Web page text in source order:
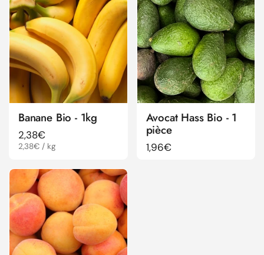
Banane Bio - 1kg
Prix régulier
2,38€
Prix à l'unité
2,38€ / kg
Avocat Hass Bio - 1
pièce
Prix régulier
1,96€